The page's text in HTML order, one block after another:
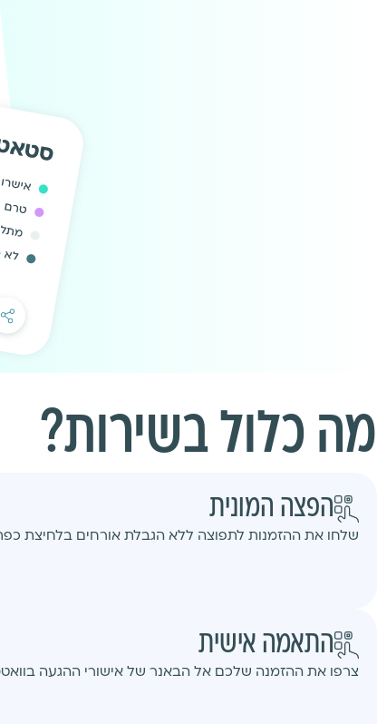
מה כלול בשירות?
הפצה המונית
שלחו את ההזמנות לתפוצה ללא הגבלת אורחים בלחיצת
התאמה אישית
צרפו את ההזמנה שלכם אל הבאנר של אישורי ההגעה